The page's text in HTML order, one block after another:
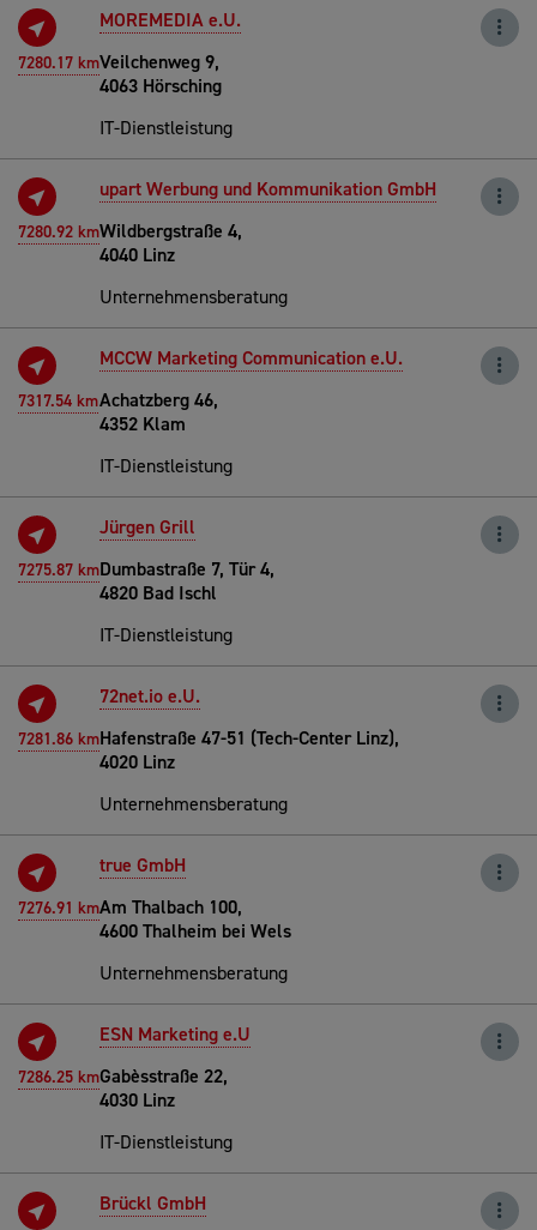
7280.17 km
MOREMEDIA e.U.
Veilchenweg 9,
4063 Hörsching
IT-Dienstleistung
7280.92 km
upart Werbung und Kommunikation GmbH
Wildbergstraße 4,
4040 Linz
Unternehmensberatung
7317.54 km
MCCW Marketing Communication e.U.
Achatzberg 46,
4352 Klam
IT-Dienstleistung
7275.87 km
Jürgen Grill
Dumbastraße 7, Tür 4,
4820 Bad Ischl
IT-Dienstleistung
7281.86 km
72net.io e.U.
Hafenstraße 47-51 (Tech-Center Linz),
4020 Linz
Unternehmensberatung
7276.91 km
true GmbH
Am Thalbach 100,
4600 Thalheim bei Wels
Unternehmensberatung
7286.25 km
ESN Marketing e.U
Gabèsstraße 22,
4030 Linz
IT-Dienstleistung
Brückl GmbH